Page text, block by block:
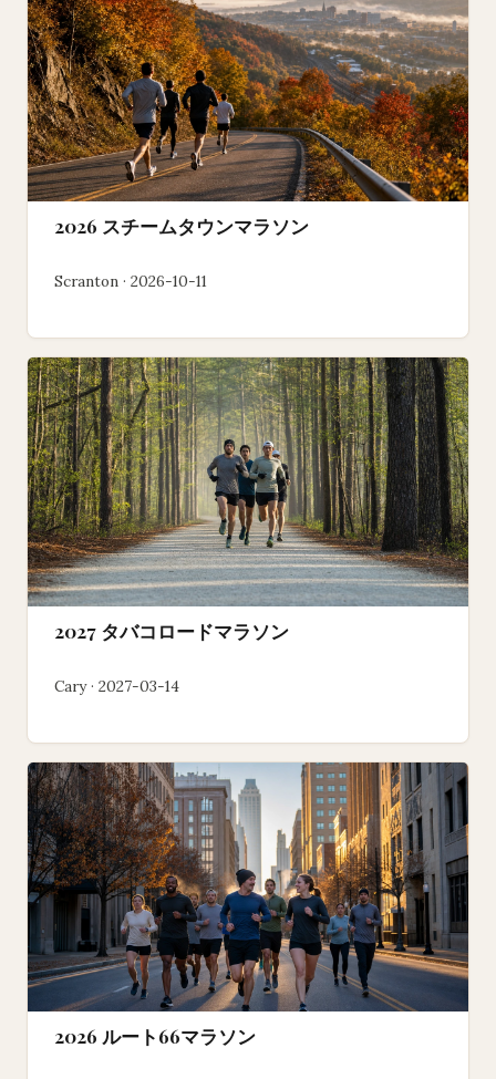
2026 スチームタウンマラソン
Scranton · 2026-10-11
2027 タバコロードマラソン
Cary · 2027-03-14
2026 ルート66マラソン